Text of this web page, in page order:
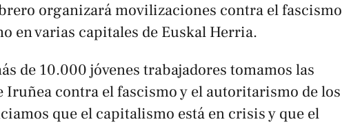
organizará movilizaciones contra el fascismo
en varias capitales de Euskal Herria.
de 10.000 jóvenes trabajadores tomamos las
Iruñea contra el fascismo y el autoritarismo de los
que el capitalismo está en crisis y que el